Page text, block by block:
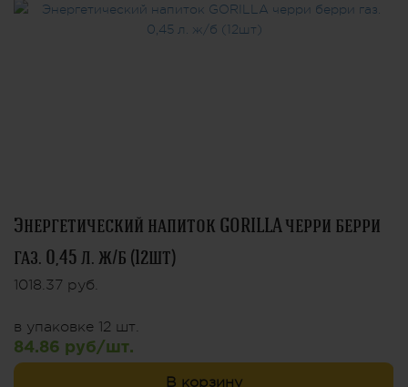
Энергетический напиток GORILLA черри берри
газ. 0,45 л. ж/б (12шт)
1018.37 руб.
в упаковке 12 шт.
84.86 руб/шт.
В корзину